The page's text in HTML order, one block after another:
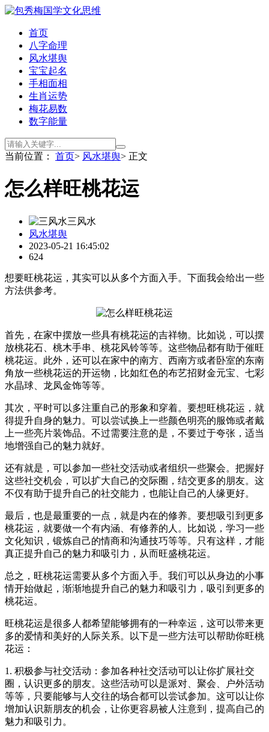
首页
八字命理
风水堪舆
宝宝起名
手相面相
生肖运势
梅花易数
数字能量
当前位置： 首页> 风水堪舆> 正文
怎么样旺桃花运
三风水
风水堪舆
2023-05-21 16:45:02
624
想要旺桃花运，其实可以从多个方面入手。下面我会给出一些
方法供参考。
首先，在家中摆放一些具有桃花运的吉祥物。比如说，可以摆
放桃花石、桃木手串、桃花风铃等等。这些物品都有助于催旺
桃花运。此外，还可以在家中的南方、西南方或者卧室的东南
角放一些桃花运的开运物，比如红色的布艺招财金元宝、七彩
水晶球、龙凤金饰等等。
其次，平时可以多注重自己的形象和穿着。要想旺桃花运，就
得提升自身的魅力。可以尝试换上一些颜色明亮的服饰或者戴
上一些亮片装饰品。不过需要注意的是，不要过于夸张，适当
地增强自己的魅力就好。
还有就是，可以参加一些社交活动或者组织一些聚会。把握好
这些社交机会，可以扩大自己的交际圈，结交更多的朋友。这
不仅有助于提升自己的社交能力，也能让自己的人缘更好。
最后，也是最重要的一点，就是内在的修养。要想吸引到更多
桃花运，就要做一个有内涵、有修养的人。比如说，学习一些
文化知识，锻炼自己的情商和沟通技巧等等。只有这样，才能
真正提升自己的魅力和吸引力，从而旺盛桃花运。
总之，旺桃花运需要从多个方面入手。我们可以从身边的小事
情开始做起，渐渐地提升自己的魅力和吸引力，吸引到更多的
桃花运。
旺桃花运是很多人都希望能够拥有的一种幸运，这可以带来更
多的爱情和美好的人际关系。以下是一些方法可以帮助你旺桃
花运：
1. 积极参与社交活动：参加各种社交活动可以让你扩展社交
圈，认识更多的朋友。这些活动可以是派对、聚会、户外活动
等等，只要能够与人交往的场合都可以尝试参加。这可以让你
增加认识新朋友的机会，让你更容易被人注意到，提高自己的
魅力和吸引力。